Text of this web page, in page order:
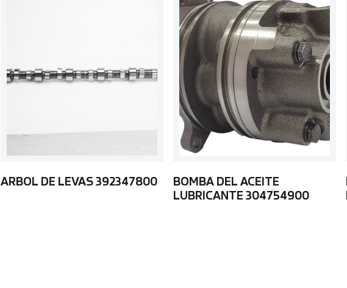
ARBOL DE LEVAS 392347800
BOMBA DEL ACEITE
LUBRICANTE 304754900